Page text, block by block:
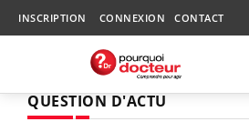
INSCRIPTION CONNEXION CONTACT
QUESTION D'ACTU